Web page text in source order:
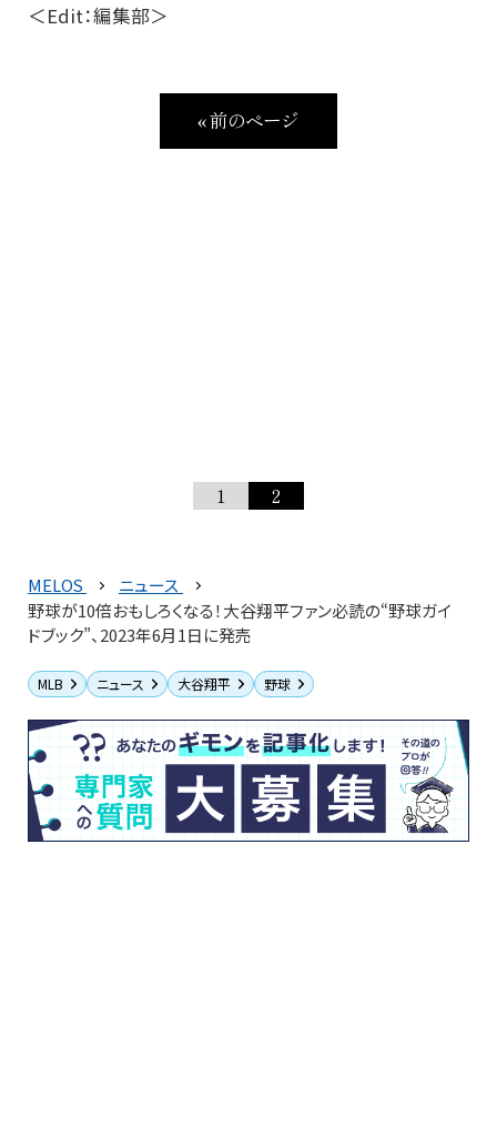
＜Edit：編集部＞
« 前のページ
1 2
MELOS
ニュース
野球が10倍おもしろくなる！大谷翔平ファン必読の“野球ガイ
ドブック”、2023年6月1日に発売
MLB ニュース 大谷翔平 野球